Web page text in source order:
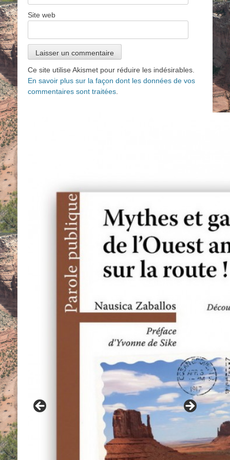
Site web
Ce site utilise Akismet pour réduire les indésirables.
En savoir plus sur la façon dont les données de vos
commentaires sont traitées.